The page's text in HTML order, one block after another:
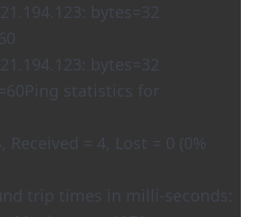
bytes=32
bytes=32
statistics for
Received = 4, Lost = 0 (0%
trip times in milli-seconds: